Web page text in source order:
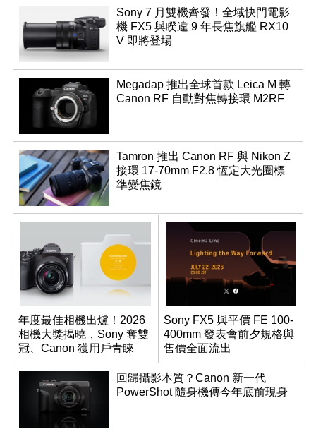
Sony 7 月雙機齊發！全域快門電影
機 FX5 與睽違 9 年長焦旗艦 RX10
V 即將登場
Megadap 推出全球首款 Leica M 轉
Canon RF 自動對焦轉接環 M2RF
Tamron 推出 Canon RF 與 Nikon Z
接環 17-70mm F2.8 恆定大光圈標
準變焦鏡
年度最佳相機出爐！2026
相機大獎揭曉，Sony 奪雙
冠、Canon 獲用戶青睞
Sony FX5 與平價 FE 100-
400mm 發表會前夕規格與
售價全面流出
回歸攝影本質？Canon 新一代
PowerShot 隨身機傳今年底前現身